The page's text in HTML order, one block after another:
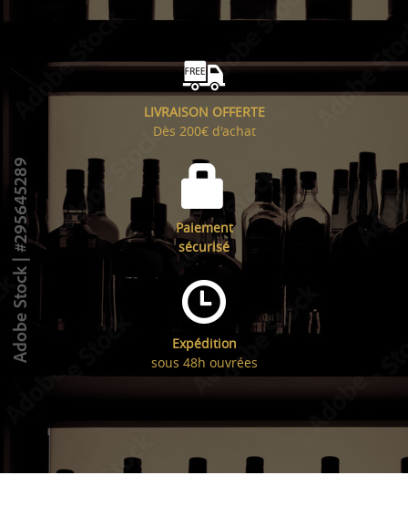
LIVRAISON OFFERTE
Dès 200€ d'achat
Paiement
sécurisé
Expédition
sous 48h ouvrées